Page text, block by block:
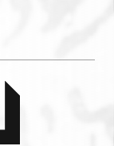
כי אין לאל
צרה ומרב
אותך לנו
בכל לבבך
בארץ
יוסף לבית